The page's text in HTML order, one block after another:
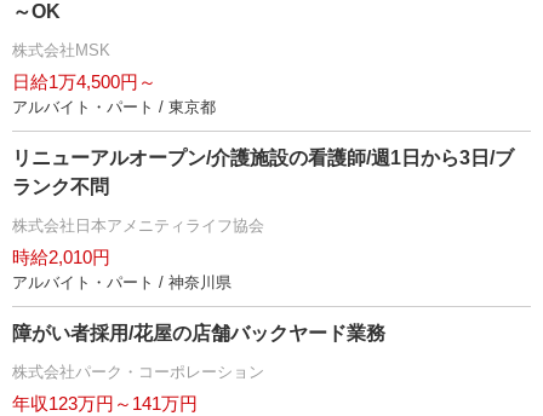
～OK
株式会社MSK
日給1万4,500円～
アルバイト・パート / 東京都
リニューアルオープン/介護施設の看護師/週1日から3日/ブ
ランク不問
株式会社日本アメニティライフ協会
時給2,010円
アルバイト・パート / 神奈川県
障がい者採用/花屋の店舗バックヤード業務
株式会社パーク・コーポレーション
年収123万円～141万円